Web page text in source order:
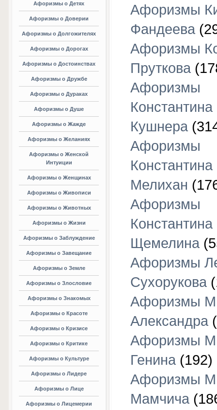
Афоризмы о Детях
Афоризмы о Доверии
Афоризмы о Долгожителях
Афоризмы о Дорогах
Афоризмы о Достоинствах
Афоризмы о Дружбе
Афоризмы о Дураках
Афоризмы о Душе
Афоризмы о Жажде
Афоризмы о Желаниях
Афоризмы о Женской
Интуиции
Афоризмы о Женщинах
Афоризмы о Живописи
Афоризмы о Животных
Афоризмы о Жизни
Афоризмы о Заблуждение
Афоризмы о Завещание
Афоризмы о Земле
Афоризмы о Злословие
Афоризмы о Знакомых
Афоризмы о Красоте
Афоризмы о Кризисе
Афоризмы о Критике
Афоризмы о Культуре
Афоризмы о Лидере
Афоризмы о Лице
Афоризмы о Лицемерии
Афоризмы
Фандеева
Афоризмы
Пруткова
Афоризмы
Константина
Кушнера
Афоризмы
Константина
Мелихан
Афоризмы
Константина
Щемелина
Афоризмы
Сухорукова
Афоризмы
Александра
Афоризмы
Генина (192)
Афоризмы
Мамчича